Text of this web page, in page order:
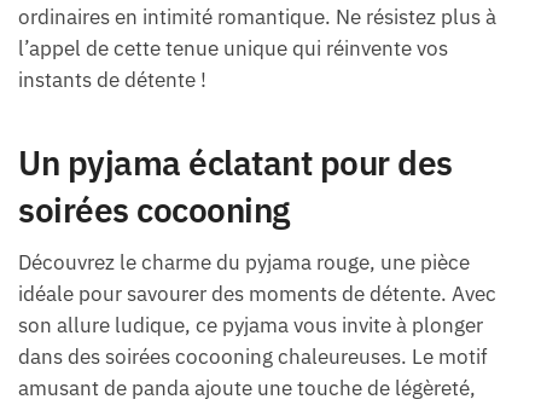
ordinaires en intimité romantique. Ne résistez plus à
l’appel de cette tenue unique qui réinvente vos
instants de détente !
Un pyjama éclatant pour des
soirées cocooning
Découvrez le charme du pyjama rouge, une pièce
idéale pour savourer des moments de détente. Avec
son allure ludique, ce pyjama vous invite à plonger
dans des soirées cocooning chaleureuses. Le motif
amusant de panda ajoute une touche de légèreté,